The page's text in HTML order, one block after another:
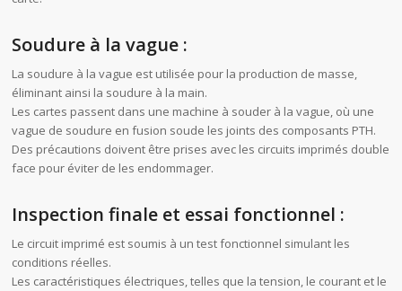
Soudure à la vague :
La soudure à la vague est utilisée pour la production de masse,
éliminant ainsi la soudure à la main.
Les cartes passent dans une machine à souder à la vague, où une
vague de soudure en fusion soude les joints des composants PTH.
Des précautions doivent être prises avec les circuits imprimés double
face pour éviter de les endommager.
Inspection finale et essai fonctionnel :
Le circuit imprimé est soumis à un test fonctionnel simulant les
conditions réelles.
Les caractéristiques électriques, telles que la tension, le courant et le